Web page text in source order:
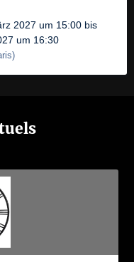
2027 um 15:00 bis
um 16:30
)